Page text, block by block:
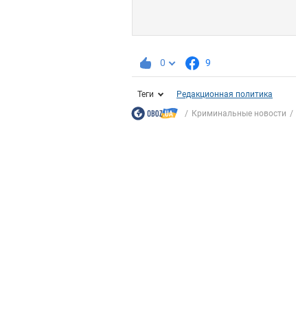
0 9
Теги
Редакционная политика
Криминальные новости